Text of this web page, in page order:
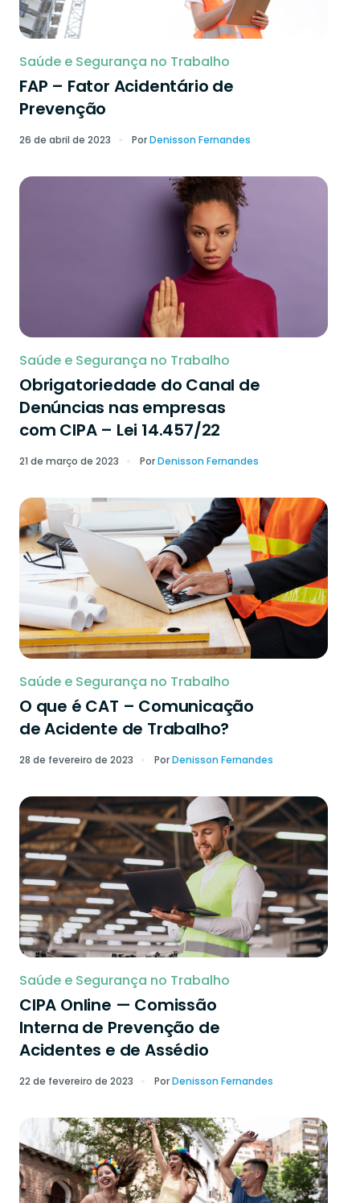
Saúde e Segurança no Trabalho
FAP – Fator Acidentário de
Prevenção
26 de abril de 2023 PorDenisson Fernandes
Saúde e Segurança no Trabalho
Obrigatoriedade do Canal de
Denúncias nas empresas
com CIPA – Lei 14.457/22
21 de março de 2023 PorDenisson Fernandes
Saúde e Segurança no Trabalho
O que é CAT – Comunicação
de Acidente de Trabalho?
28 de fevereiro de 2023 PorDenisson Fernandes
Saúde e Segurança no Trabalho
CIPA Online — Comissão
Interna de Prevenção de
Acidentes e de Assédio
22 de fevereiro de 2023 PorDenisson Fernandes